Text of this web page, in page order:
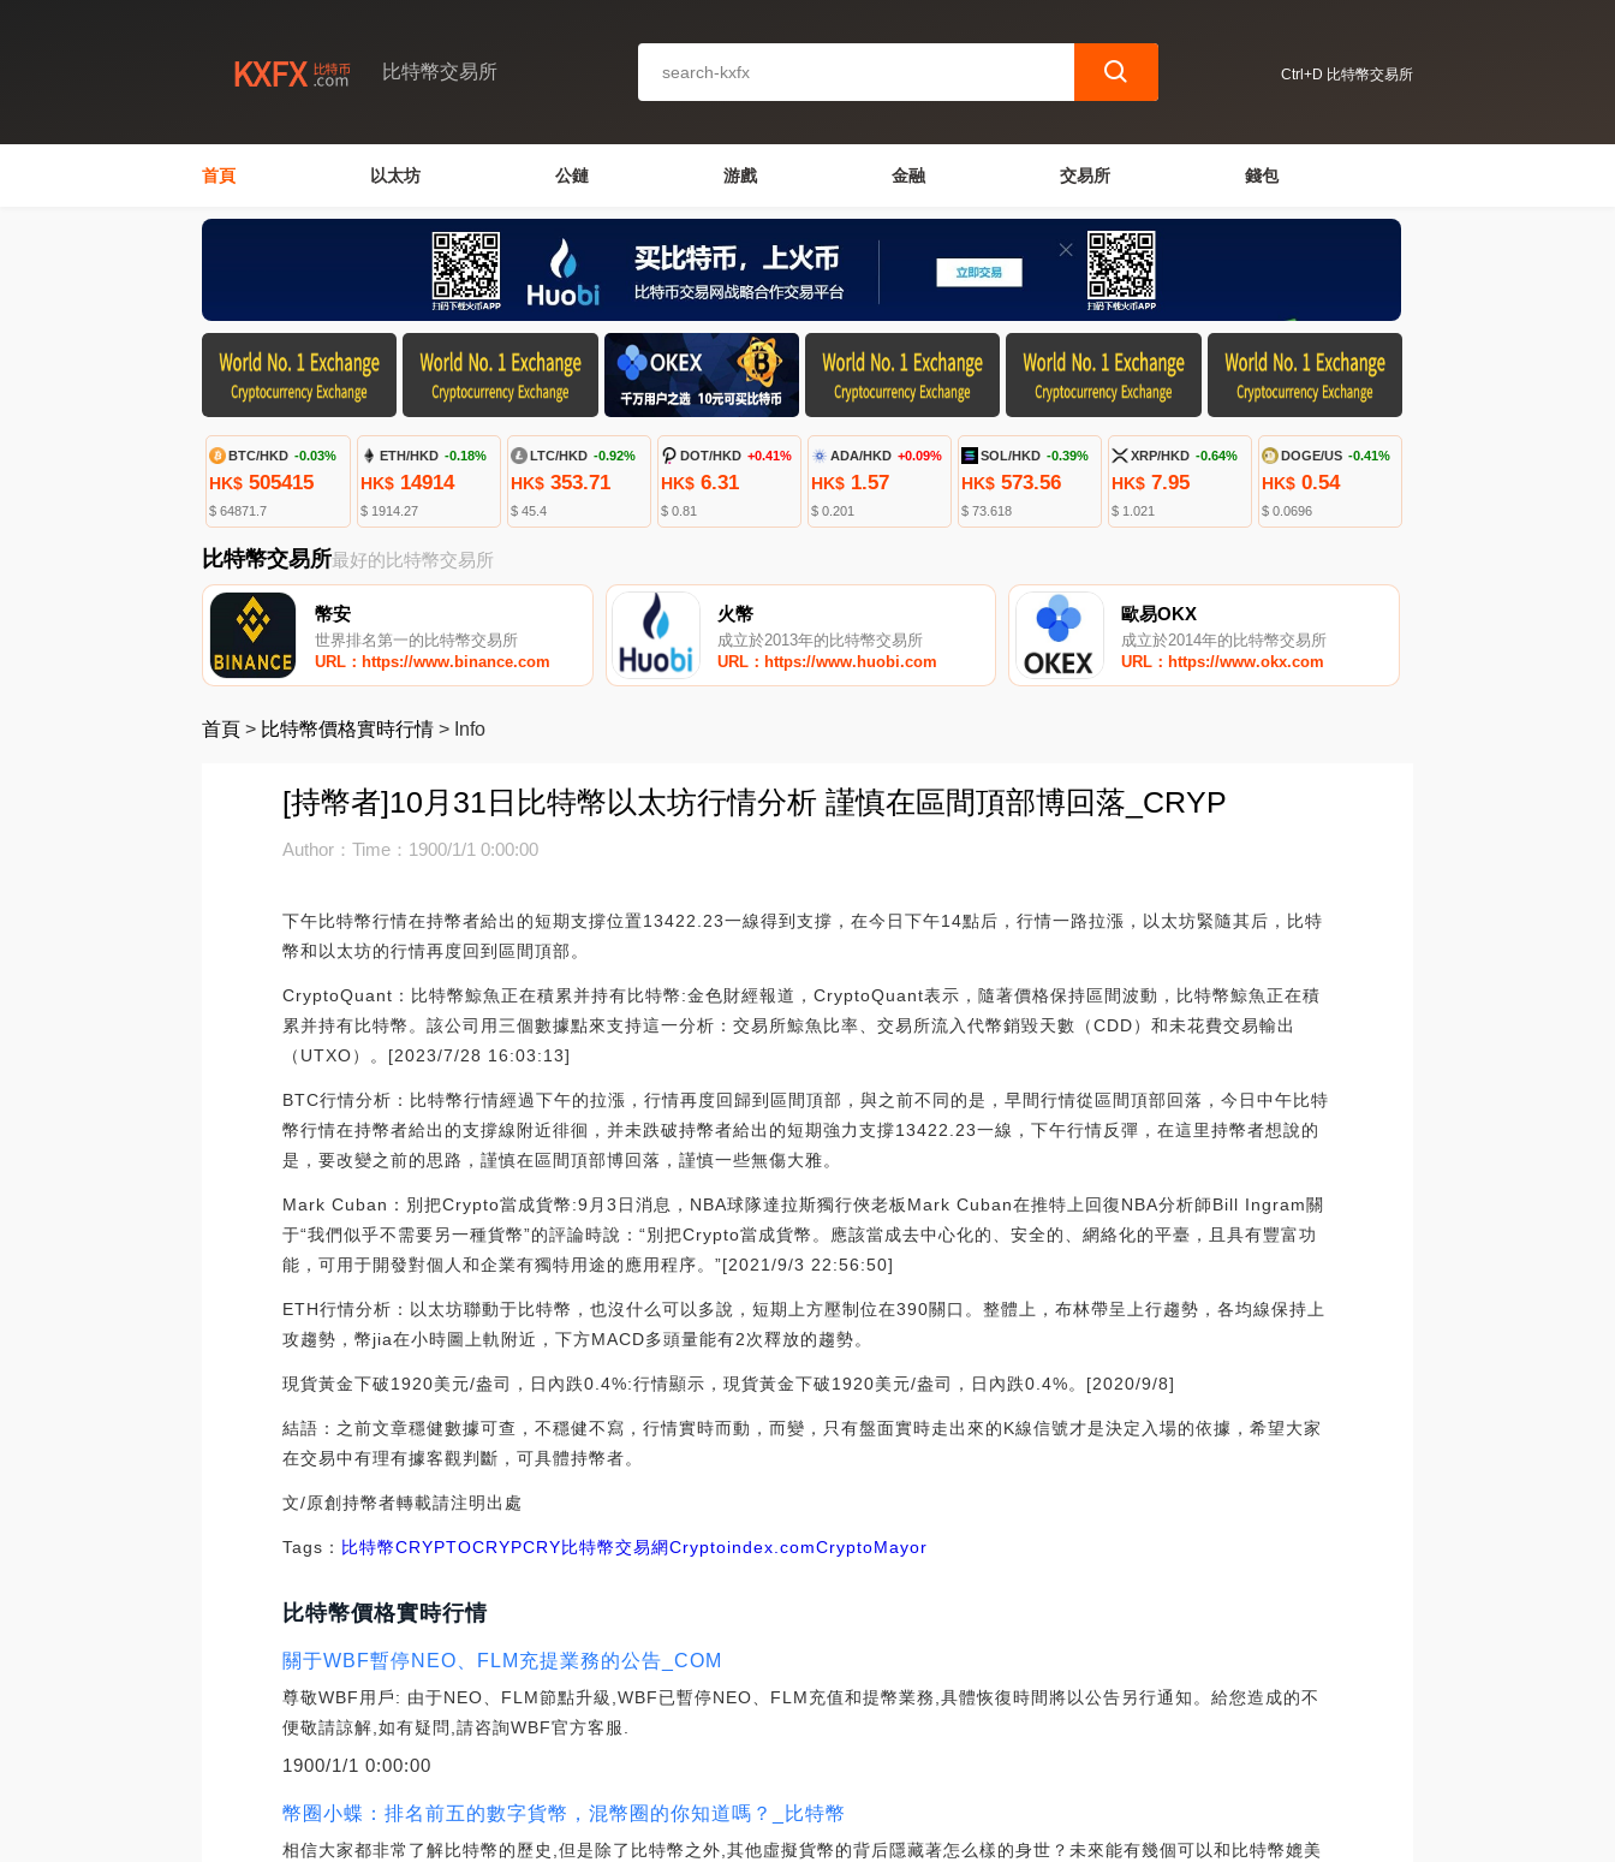
比特幣交易所 Ctrl+D 比特幣交易所
首頁 以太坊 公鏈 游戲 金融 交易所 錢包
BTC/HKD -0.03%
HK$ 505415
$ 64871.7
ETH/HKD -0.18%
HK$14914
$ 1914.27
LTC/HKD -0.92%
HK$353.71
$ 45.4
DOT/HKD +0.41%
HK$6.31
$ 0.81
ADA/HKD +0.09%
HK$1.57
$ 0.201
SOL/HKD -0.39%
HK$ 573.56
$ 73.618
XRP/HKD -0.64%
HK$ 7.95
$ 1.021
DOGE/US -0.41%
HK$ 0.54
$ 0.0696
比特幣交易所最好的比特幣交易所
幣安
世界排名第一的比特幣交易所
URL：https://www.binance.com
火幣
成立於2013年的比特幣交易所
URL：https://www.huobi.com
歐易OKX
成立於2014年的比特幣交易所
URL：https://www.okx.com
首頁 > 比特幣價格實時行情 > Info
[持幣者]10月31日比特幣以太坊行情分析 謹慎在區間頂部博回落_CRYP
Author：Time：1900/1/1 0:00:00
下午比特幣行情在持幣者給出的短期支撐位置13422.23一線得到支撐，在今日下午14點后，行情一路拉漲，以太坊緊隨其后，比特
幣和以太坊的行情再度回到區間頂部。
CryptoQuant：比特幣鯨魚正在積累并持有比特幣:金色財經報道，CryptoQuant表示，隨著價格保持區間波動，比特幣鯨魚正在積
累并持有比特幣。該公司用三個數據點來支持這一分析：交易所鯨魚比率、交易所流入代幣銷毀天數（CDD）和未花費交易輸出
（UTXO）。[2023/7/28 16:03:13]
BTC行情分析：比特幣行情經過下午的拉漲，行情再度回歸到區間頂部，與之前不同的是，早間行情從區間頂部回落，今日中午比特
幣行情在持幣者給出的支撐線附近徘徊，并未跌破持幣者給出的短期強力支撐13422.23一線，下午行情反彈，在這里持幣者想說的
是，要改變之前的思路，謹慎在區間頂部博回落，謹慎一些無傷大雅。
Mark Cuban：別把Crypto當成貨幣:9月3日消息，NBA球隊達拉斯獨行俠老板Mark Cuban在推特上回復NBA分析師Bill Ingram關
于“我們似乎不需要另一種貨幣”的評論時說：“別把Crypto當成貨幣。應該當成去中心化的、安全的、網絡化的平臺，且具有豐富功
能，可用于開發對個人和企業有獨特用途的應用程序。”[2021/9/3 22:56:50]
ETH行情分析：以太坊聯動于比特幣，也沒什么可以多說，短期上方壓制位在390關口。整體上，布林帶呈上行趨勢，各均線保持上
攻趨勢，幣jia在小時圖上軌附近，下方MACD多頭量能有2次釋放的趨勢。
現貨黃金下破1920美元/盎司，日內跌0.4%:行情顯示，現貨黃金下破1920美元/盎司，日內跌0.4%。[2020/9/8]
結語：之前文章穩健數據可查，不穩健不寫，行情實時而動，而變，只有盤面實時走出來的K線信號才是決定入場的依據，希望大家
在交易中有理有據客觀判斷，可具體持幣者。
文/原創持幣者轉載請注明出處
Tags： 比特幣CRYPTOCRYPCRY比特幣交易網Cryptoindex.comCryptoMayor
比特幣價格實時行情
關于WBF暫停NEO、FLM充提業務的公告_COM
尊敬WBF用戶: 由于NEO、FLM節點升級,WBF已暫停NEO、FLM充值和提幣業務,具體恢復時間將以公告另行通知。給您造成的不
便敬請諒解,如有疑問,請咨詢WBF官方客服.
1900/1/1 0:00:00
幣圈小蝶：排名前五的數字貨幣，混幣圈的你知道嗎？_比特幣
相信大家都非常了解比特幣的歷史,但是除了比特幣之外,其他虛擬貨幣的背后隱藏著怎么樣的身世？未來能有幾個可以和比特幣媲美